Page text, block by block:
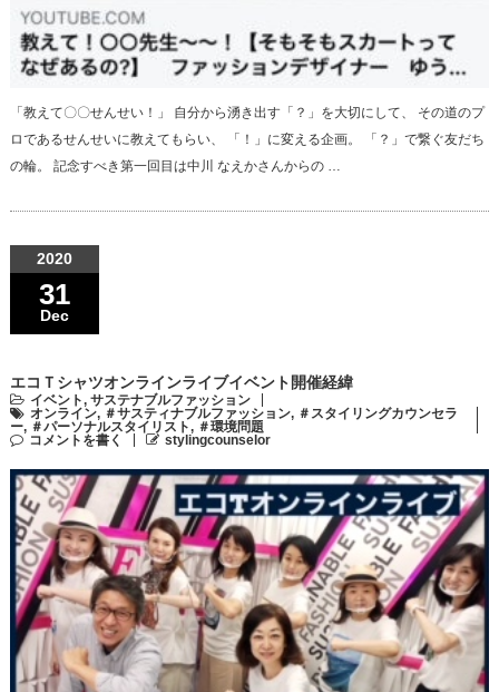
「教えて〇〇せんせい！」 自分から湧き出す「？」を大切にして、 その道のプ
ロであるせんせいに教えてもらい、 「！」に変える企画。 「？」で繋ぐ友だち
の輪。 記念すべき第一回目は中川 なえかさんからの …
2020
31
Dec
エコＴシャツオンラインライブイベント開催経緯
イベント, サステナブルファッション
オンライン, ＃サスティナブルファッション, ＃スタイリングカウンセラ
ー, ＃パーソナルスタイリスト, ＃環境問題
コメントを書く
stylingcounselor